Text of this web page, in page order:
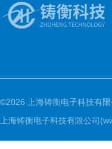
©2026 上海铸衡电子科技有
上海铸衡电子科技有限公司